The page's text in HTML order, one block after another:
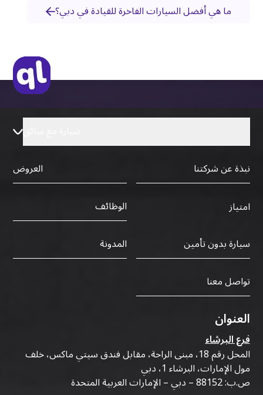
ما هي أفضل السيارات الفاخرة للقيادة في دبي؟
نبذة عن شركتنا
العروض
امتياز
الوظائف
سيارة بدون تأمين
المدونة
تواصل معنا
العنوان
فرع البرشاء
المحل رقم 18، مبنى الراحة، مقابل فندق سيتي ماكس، خلف
مول الإمارات، البرشاء 1، دبي
ص.ب: 88152 – دبي – الإمارات العربية المتحدة